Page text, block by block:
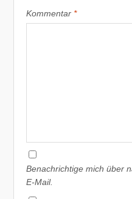
Kommentar *
Benachrichtige mich über
E-Mail.